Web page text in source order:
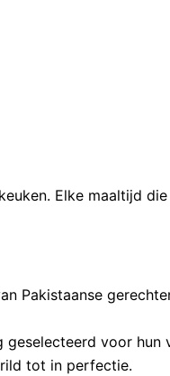
Elke maaltijd
Pakistaanse
voor hun
tot in perfectie.